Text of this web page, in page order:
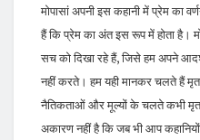
मोपासां अपनी इस कहानी में प्रेम का
हैं कि प्रेम का अंत इस रूप में होता है।
सच को दिखा रहे हैं, जिसे हम अपने
नहीं करते। हम यही मानकर चलते हैं
नैतिकताओं और मूल्यों के चलते कभी मृत
अकारण नहीं है कि जब भी आप